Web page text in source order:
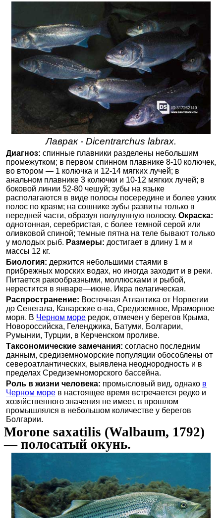
Лаврак - Dicentrarchus labrax.
Диагноз: спинные плавники разделены небольшим
промежутком; в первом спинном плавнике 8-10 колючек,
во втором — 1 колючка и 12-14 мягких лучей; в
анальном плавнике 3 колючки и 10-12 мягких лучей; в
боковой линии 52-80 чешуй; зубы на языке
располагаются в виде полосы посередине и более узких
полос по краям; на сошнике зубы развиты только в
передней части, образуя полулунную полоску. Окраска:
однотонная, серебристая, с более темной серой или
оливковой спиной; темные пятна на теле бывают только
у молодых рыб. Размеры: достигает в длину 1 м и
массы 12 кг.
Биология: держится небольшими стаями в
прибрежных морских водах, но иногда заходит и в реки.
Питается ракообразными, моллюсками и рыбой,
нерестится в январе—июне. Икра пелагическая.
Распространение: Восточная Атлантика от Норвегии
до Сенегала, Канарские о-ва, Средиземное, Мраморное
моря. В Черном море редок, отмечен у берегов Крыма,
Новороссийска, Геленджика, Батуми, Болгарии,
Румынии, Турции, в Керченском проливе.
Таксономические замечания: согласно последним
данным, средиземноморские популяции обособлены от
североатлантических, выявлена неоднородность и в
пределах Средиземноморского бассейна.
Роль в жизни человека: промысловый вид, однако в
Черном море в настоящее время встречается редко и
хозяйственного значения не имеет, в прошлом
промышлялся в небольшом количестве у берегов
Болгарии.
Morone saxatilis (Walbaum, 1792)
— полосатый окунь.